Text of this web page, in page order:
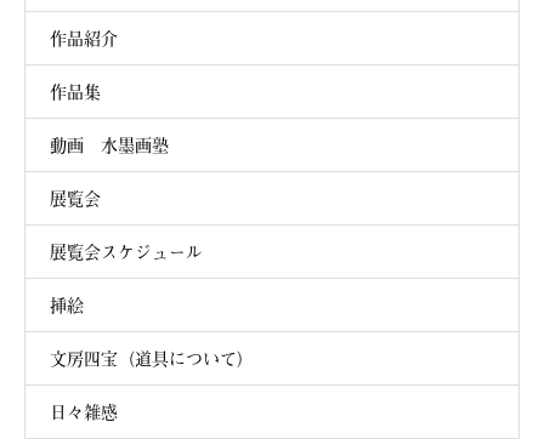
作品紹介
作品集
動画 水墨画塾
展覧会
展覧会スケジュール
挿絵
文房四宝（道具について）
日々雑感